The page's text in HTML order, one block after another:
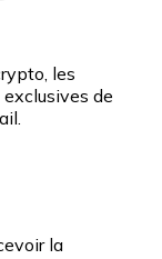
les
de
la